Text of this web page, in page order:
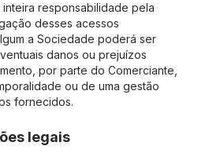
inteira responsabilidade pela
desses acessos
a Sociedade poderá ser
danos ou prejuízos
por parte do Comerciante
ou de uma gestão
fornecidos.
legais